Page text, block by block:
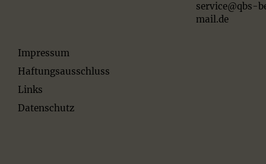
service@qbs-
mail.de
Impressum
Haftungsausschluss
Links
Datenschutz